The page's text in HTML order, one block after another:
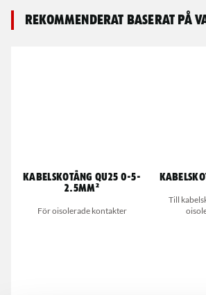
Rekommenderat baserat på
Kabelskotång QU25 0-5-
2.5MM²
För oisolerade kontakter
Till